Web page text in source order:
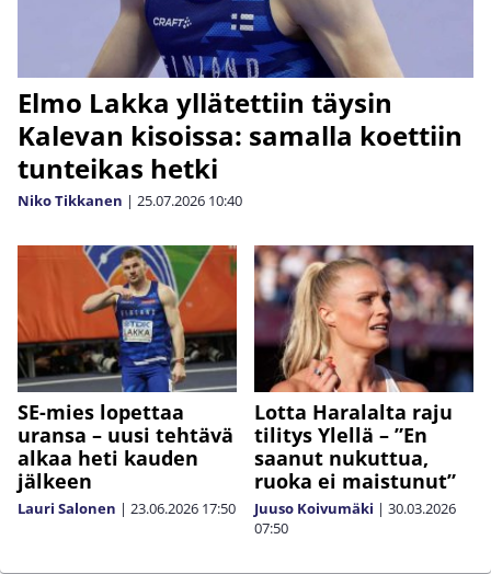
Elmo Lakka yllätettiin täysin
Kalevan kisoissa: samalla koettiin
tunteikas hetki
Niko Tikkanen | 25.07.2026 10:40
SE-mies lopettaa
uransa – uusi tehtävä
alkaa heti kauden
jälkeen
Lauri Salonen | 23.06.2026 17:50
Lotta Haralalta raju
tilitys Ylellä – ”En
saanut nukuttua,
ruoka ei maistunut”
Juuso Koivumäki | 30.03.2026
07:50